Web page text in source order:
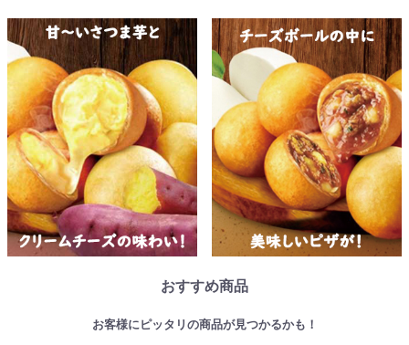
おすすめ商品
お客様にピッタリの商品が見つかるかも！